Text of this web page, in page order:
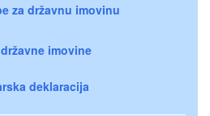
za državnu imovinu
imovine
deklaracija